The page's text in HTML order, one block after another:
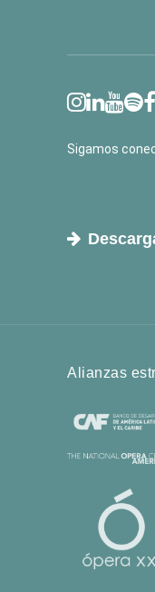
Sigamos
Alianzas